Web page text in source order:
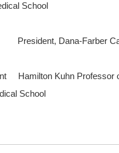
School
Dana-Farber
Hamilton Kuhn Professor
School